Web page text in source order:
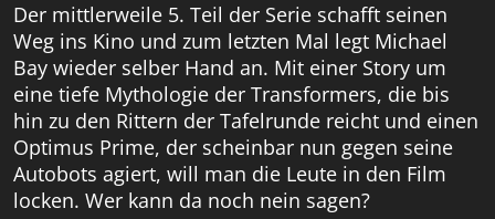
Der mittlerweile 5. Teil der Serie schafft seinen
Weg ins Kino und zum letzten Mal legt Michael
Bay wieder selber Hand an. Mit einer Story um
eine tiefe Mythologie der Transformers, die bis
hin zu den Rittern der Tafelrunde reicht und einen
Optimus Prime, der scheinbar nun gegen seine
Autobots agiert, will man die Leute in den Film
locken. Wer kann da noch nein sagen?